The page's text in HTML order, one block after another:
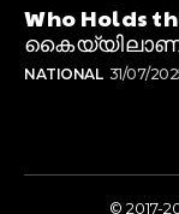
Who Holds
കൈയ്യിലാണ്
NATIONAL 31/07/
© 2017-